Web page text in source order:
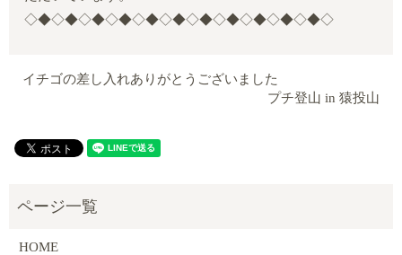
◇◆◇◆◇◆◇◆◇◆◇◆◇◆◇◆◇◆◇◆◇◆◇
イチゴの差し入れありがとうございました
プチ登山 in 猿投山
HOME